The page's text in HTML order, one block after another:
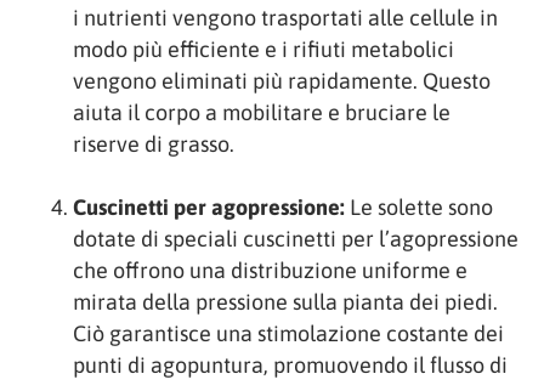
i nutrienti vengono trasportati alle cellule in
modo più efficiente e i rifiuti metabolici
vengono eliminati più rapidamente. Questo
aiuta il corpo a mobilitare e bruciare le
riserve di grasso.
Cuscinetti per agopressione: Le solette sono
dotate di speciali cuscinetti per l’agopressione
che offrono una distribuzione uniforme e
mirata della pressione sulla pianta dei piedi.
Ciò garantisce una stimolazione costante dei
punti di agopuntura, promuovendo il flusso di